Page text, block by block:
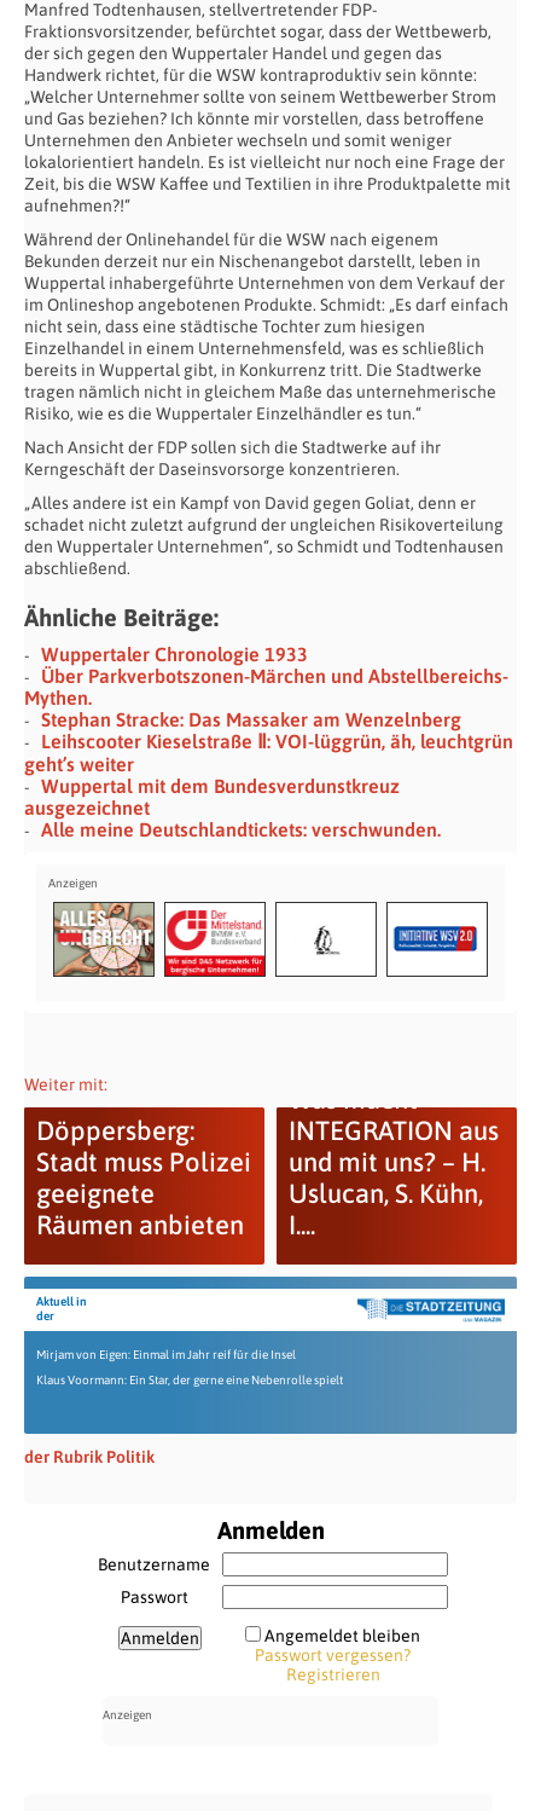
Manfred Todtenhausen, stellvertretender FDP-
Fraktionsvorsitzender, befürchtet sogar, dass der Wettbewerb,
der sich gegen den Wuppertaler Handel und gegen das
Handwerk richtet, für die WSW kontraproduktiv sein könnte:
„Welcher Unternehmer sollte von seinem Wettbewerber Strom
und Gas beziehen? Ich könnte mir vorstellen, dass betroffene
Unternehmen den Anbieter wechseln und somit weniger
lokalorientiert handeln. Es ist vielleicht nur noch eine Frage der
Zeit, bis die WSW Kaffee und Textilien in ihre Produktpalette mit
aufnehmen?!“
Während der Onlinehandel für die WSW nach eigenem
Bekunden derzeit nur ein Nischenangebot darstellt, leben in
Wuppertal inhabergeführte Unternehmen von dem Verkauf der
im Onlineshop angebotenen Produkte. Schmidt: „Es darf einfach
nicht sein, dass eine städtische Tochter zum hiesigen
Einzelhandel in einem Unternehmensfeld, was es schließlich
bereits in Wuppertal gibt, in Konkurrenz tritt. Die Stadtwerke
tragen nämlich nicht in gleichem Maße das unternehmerische
Risiko, wie es die Wuppertaler Einzelhändler es tun.“
Nach Ansicht der FDP sollen sich die Stadtwerke auf ihr
Kerngeschäft der Daseinsvorsorge konzentrieren.
„Alles andere ist ein Kampf von David gegen Goliat, denn er
schadet nicht zuletzt aufgrund der ungleichen Risikoverteilung
den Wuppertaler Unternehmen“, so Schmidt und Todtenhausen
abschließend.
Ähnliche Beiträge:
Wuppertaler Chronologie 1933
Über Parkverbotszonen-Märchen und Abstellbereichs-
Mythen.
Stephan Stracke: Das Massaker am Wenzelnberg
Leihscooter Kieselstraße Ⅱ: VOI-lüggrün, äh, leuchtgrün
geht’s weiter
Wuppertal mit dem Bundesverdunstkreuz
ausgezeichnet
Alle meine Deutschlandtickets: verschwunden.
Weiter mit:
Döppersberg:
Stadt muss Polizei
geeignete
Räumen anbieten
INTEGRATION aus
und mit uns? – H.
Uslucan, S. Kühn,
I....
Aktuell in
der
Mirjam von Eigen: Einmal im Jahr reif für die Insel
Klaus Voormann: Ein Star, der gerne eine Nebenrolle spielt
der Rubrik Politik
Anmelden
Benutzername
Passwort
Angemeldet bleiben
Passwort vergessen?
Registrieren